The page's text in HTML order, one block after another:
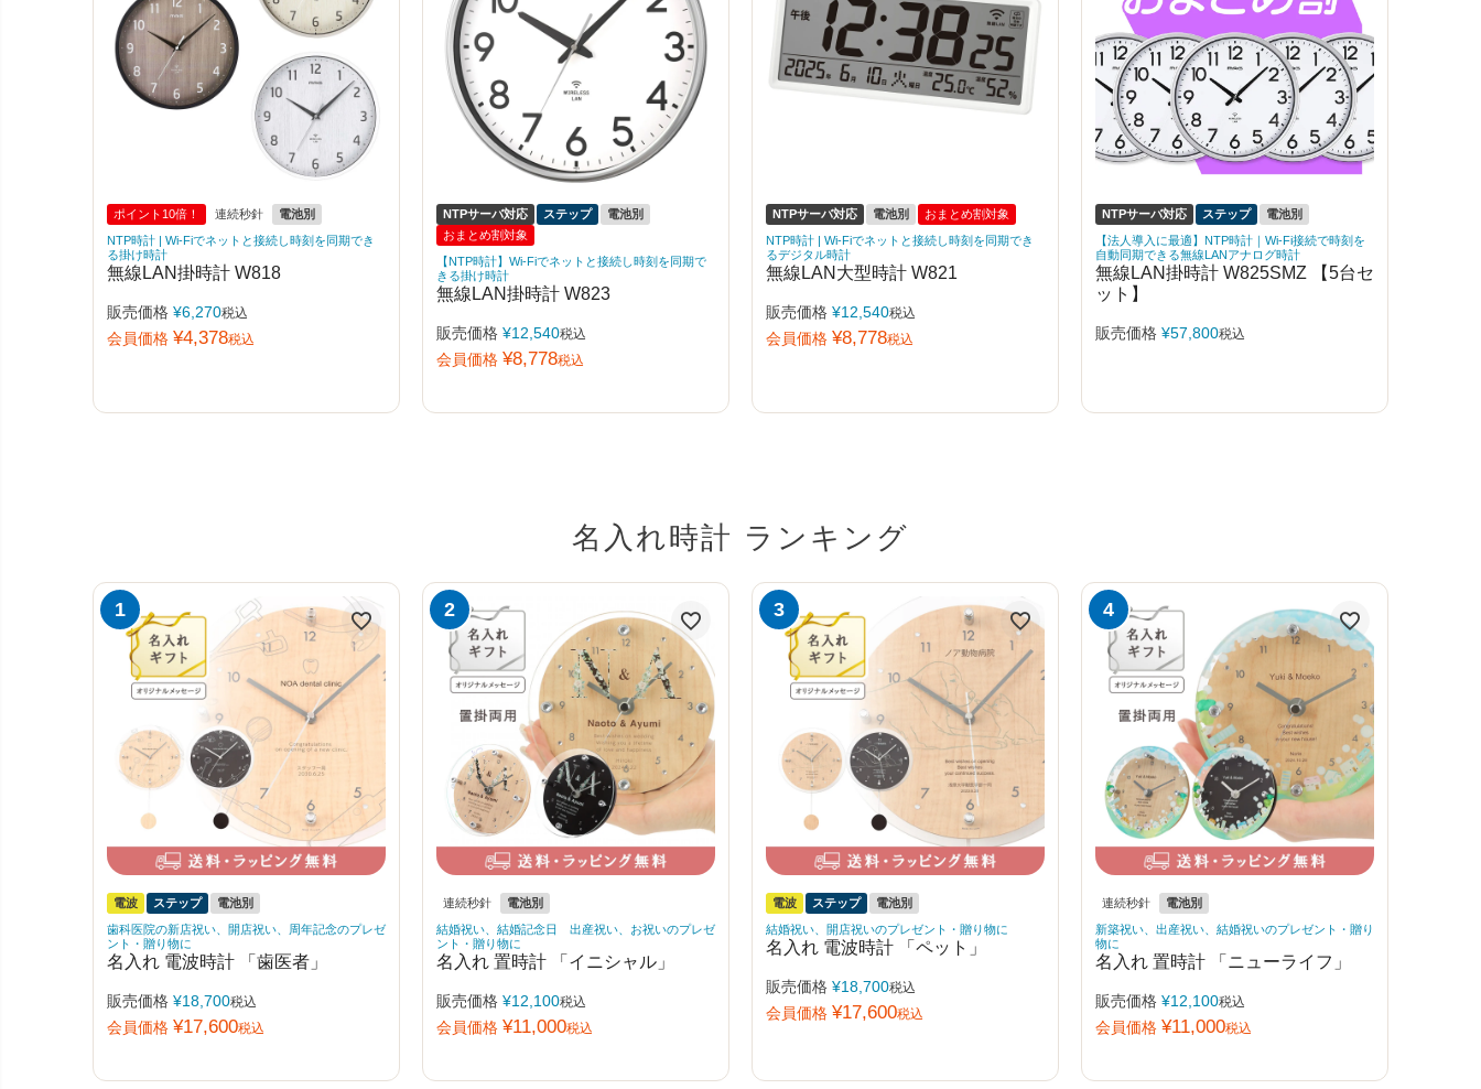
NTP時計 | Wi-Fiでネットと接続し時刻を同期でき
る掛け時計
無線LAN掛時計 W818
ポイント10倍！ 連続秒針 電池別
販売価格 ¥6,270税込
会員価格 ¥4,378税込
【NTP時計】Wi-Fiでネットと接続し時刻を同期で
きる掛け時計
無線LAN掛時計 W823
NTPサーバ対応 ステップ
電池別
おまとめ割対象
販売価格 ¥12,540税込
会員価格 ¥8,778税込
NTP時計 | Wi-Fiでネットと接続し時刻を同期でき
るデジタル時計
無線LAN大型時計 W821
NTPサーバ対応 電池別 おまとめ割対象
販売価格 ¥12,540税込
会員価格 ¥8,778税込
【法人導入に最適】NTP時計｜Wi-Fi接続で時刻を
自動同期できる無線LANアナログ時計
無線LAN掛時計 W825SMZ 【5台セ
ット】
NTPサーバ対応 ステップ 電池別
販売価格 ¥57,800税込
名入れ時計 ランキング
歯科医院の新店祝い、開店祝い、周年記念のプレゼ
ント・贈り物に
名入れ 電波時計 「歯医者」
電波 ステップ 電池別
販売価格 ¥18,700税込
会員価格 ¥17,600税込
結婚祝い、結婚記念日 出産祝い、お祝いのプレゼ
ント・贈り物に
名入れ 置時計 「イニシャル」
連続秒針 電池別
販売価格 ¥12,100税込
会員価格 ¥11,000税込
結婚祝い、開店祝いのプレゼント・贈り物に
名入れ 電波時計 「ペット」
電波 ステップ 電池別
販売価格 ¥18,700税込
会員価格 ¥17,600税込
新築祝い、出産祝い、結婚祝いのプレゼント・贈り
物に
名入れ 置時計 「ニューライフ」
連続秒針 電池別
販売価格 ¥12,100税込
会員価格 ¥11,000税込